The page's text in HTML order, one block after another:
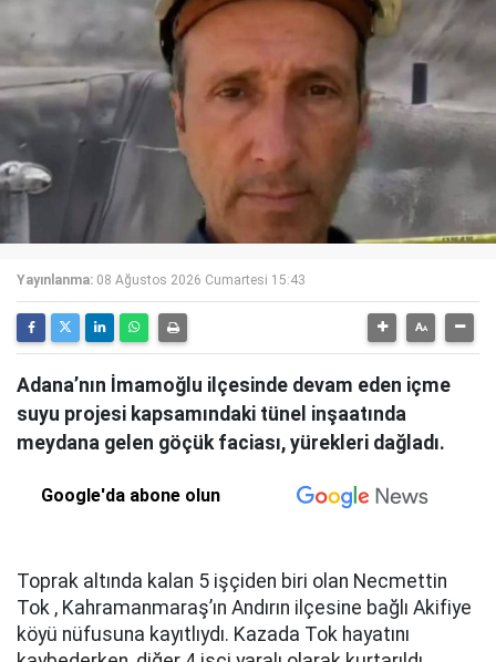
Yayınlanma: 08 Ağustos 2026 Cumartesi 15:43
Adana’nın İmamoğlu ilçesinde devam eden içme
suyu projesi kapsamındaki tünel inşaatında
meydana gelen göçük faciası, yürekleri dağladı.
Google'da abone olun
Toprak altında kalan 5 işçiden biri olan Necmettin
Tok , Kahramanmaraş’ın Andırın ilçesine bağlı Akifiye
köyü nüfusuna kayıtlıydı. Kazada Tok hayatını